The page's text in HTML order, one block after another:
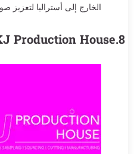
الخارج إلى أستراليا لتعزيز
8.KJ Production House